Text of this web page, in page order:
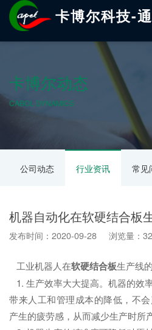
卡博尔科技-
卡博尔动态
CABOL DYNAMICS
公司动态 行业资讯 常见
机器自动化在软硬结合板
发布时间：2020-09-28 浏览量：
工业机器人在软硬结合板生产线
1. 生产效率大大提高。机器的效
带来人工和管理成本的降低，不
产生的疲劳感，从而减少生产时所